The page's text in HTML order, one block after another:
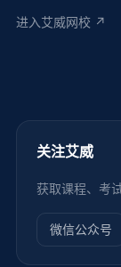
进入艾威网校 ↗
关注艾威
获取课程、考
微信公众号